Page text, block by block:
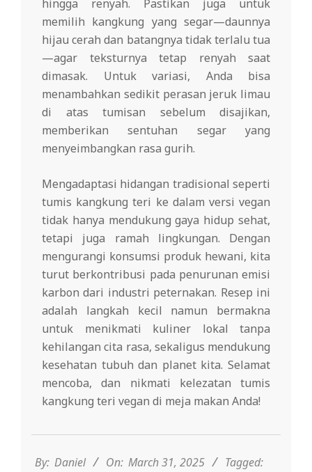
hingga renyah. Pastikan juga untuk
memilih kangkung yang segar—daunnya
hijau cerah dan batangnya tidak terlalu tua
—agar teksturnya tetap renyah saat
dimasak. Untuk variasi, Anda bisa
menambahkan sedikit perasan jeruk limau
di atas tumisan sebelum disajikan,
memberikan sentuhan segar yang
menyeimbangkan rasa gurih.
Mengadaptasi hidangan tradisional seperti
tumis kangkung teri ke dalam versi vegan
tidak hanya mendukung gaya hidup sehat,
tetapi juga ramah lingkungan. Dengan
mengurangi konsumsi produk hewani, kita
turut berkontribusi pada penurunan emisi
karbon dari industri peternakan. Resep ini
adalah langkah kecil namun bermakna
untuk menikmati kuliner lokal tanpa
kehilangan cita rasa, sekaligus mendukung
kesehatan tubuh dan planet kita. Selamat
mencoba, dan nikmati kelezatan tumis
kangkung teri vegan di meja makan Anda!
31
By: Daniel On: March 31, 2025
Tagged: